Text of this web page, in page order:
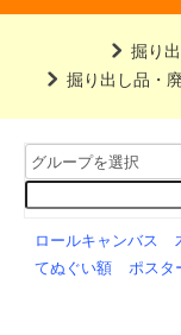
掘り
掘り出し品・
ロールキャンバス
てぬぐい額
ポスタ